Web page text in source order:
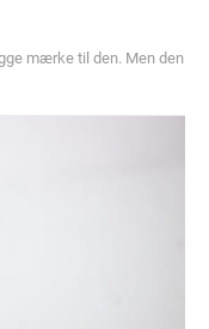
mærke til den. Men den